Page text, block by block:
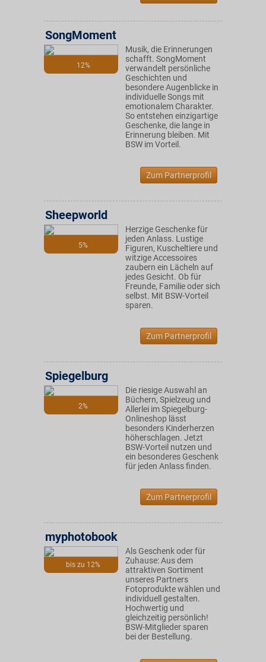
12%
SongMoment
Musik, die Erinnerungen
schafft. SongMoment
verwandelt persönliche
Geschichten und
besondere Augenblicke in
individuelle Songs mit
emotionalem Charakter.
So entstehen einzigartige
Geschenke, die lange in
Erinnerung bleiben. Mit
BSW im Vorteil.
Zum Partnerprofil
5%
Sheepworld
Herzige Geschenke für
jeden Anlass. Lustige
Figuren, Kuscheltiere und
witzige Accessoires
zaubern ein Lächeln auf
jedes Gesicht. Ob für
Freunde, Familie oder sich
selbst. Mit BSW-Vorteil
sparen.
Zum Partnerprofil
2%
Spiegelburg
Die riesige Auswahl an
Büchern, Spielzeug und
Allerlei im Spiegelburg-
Onlineshop lässt
besonders Kinderherzen
höherschlagen. Jetzt
BSW-Vorteil nutzen und
ein besonderes Geschenk
für jeden Anlass finden.
Zum Partnerprofil
bis zu 12%
myphotobook
Als Geschenk oder für
Zuhause: Aus dem
attraktiven Sortiment
unseres Partners
Fotoprodukte wählen und
individuell gestalten.
Hochwertig und
gleichzeitig persönlich!
BSW-Mitglieder sparen
bei der Bestellung.